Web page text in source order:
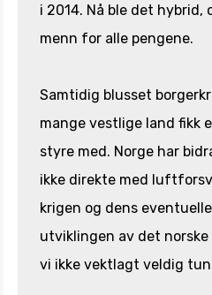
i 2014. Nå ble det hybrid,
menn for alle pengene.
Samtidig blusset
mange vestlige land fikk
styre med. Norge har
ikke direkte med
krigen og dens
utviklingen av det
vi ikke vektlagt veldig